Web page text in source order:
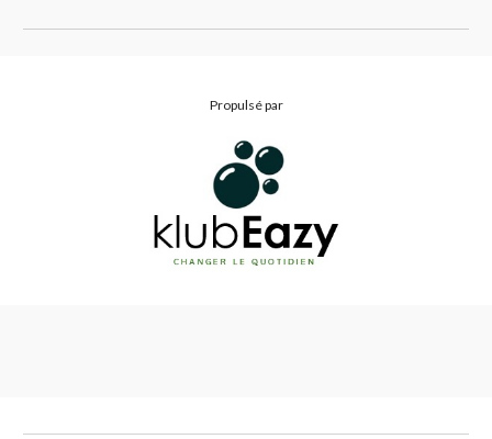
Propulsé par